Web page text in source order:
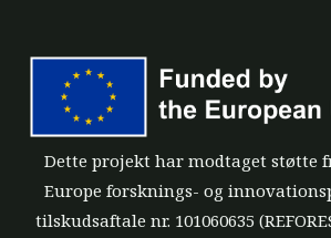
Dette projekt har modtaget støtte
Europe forsknings- og
tilskudsaftale nr. 101060635